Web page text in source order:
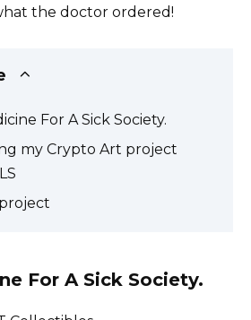
the doctor ordered!
For A Sick Society.
my Crypto Art project
For A Sick Society.